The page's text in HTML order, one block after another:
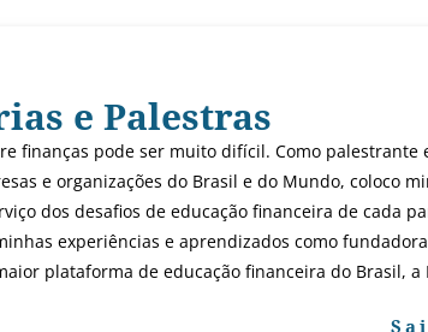
e Palestras
finanças pode ser muito difícil. Como palestrante
e organizações do Brasil e do Mundo, coloco
dos desafios de educação financeira de cada
experiências e aprendizados como
plataforma de educação financeira do Brasil, a